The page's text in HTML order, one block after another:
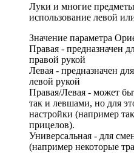
Луки и многие
использование левой
Значение параметра
Правая - предназначен
правой рукой
Левая - предназначен
левой рукой
Правая/Левая - может
так и левшами, но для
настройки (например
прицелов).
Универсальная - для
(например некоторые